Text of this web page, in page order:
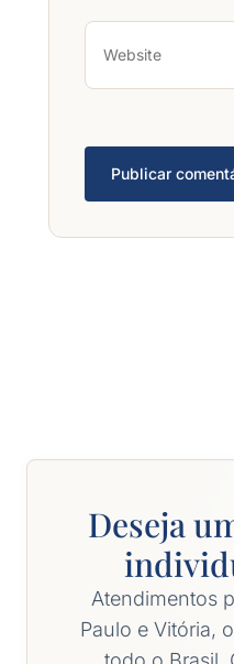
Website
Deseja
Atendimentos
Paulo e Vitória,